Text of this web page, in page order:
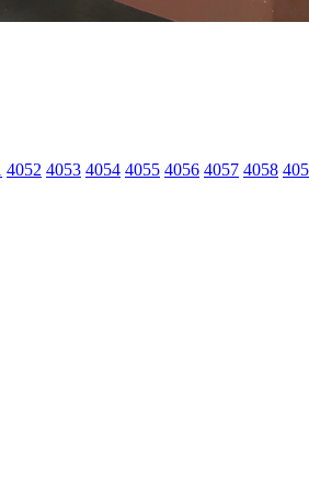
4052 4053 4054 4055 4056 4057 4058